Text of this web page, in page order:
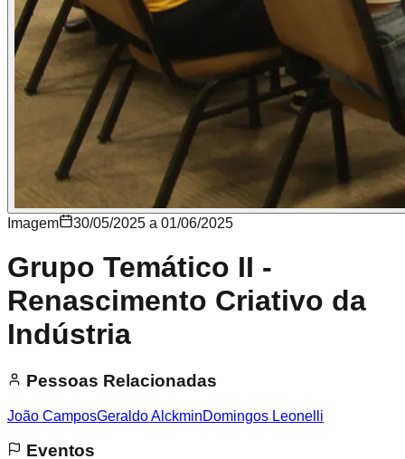
Imagem 30/05/2025 a 01/06/2025
Grupo Temático II -
Renascimento Criativo da
Indústria
Pessoas Relacionadas
João CamposGeraldo AlckminDomingos Leonelli
Eventos